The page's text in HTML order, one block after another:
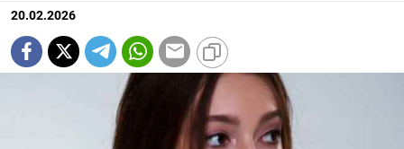
20.02.2026